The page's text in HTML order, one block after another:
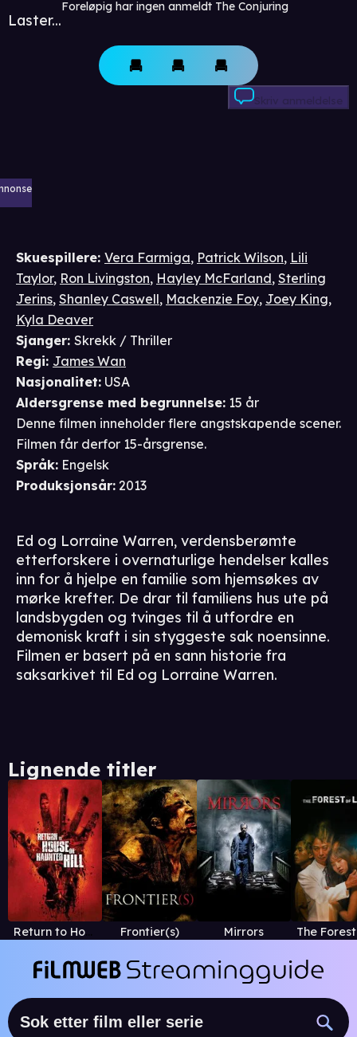
Laster...
Foreløpig har ingen anmeldt The Conjuring
Skriv anmeldelse
Skuespillere: Vera Farmiga, Patrick Wilson, Lili
Taylor, Ron Livingston, Hayley McFarland, Sterling
Jerins, Shanley Caswell, Mackenzie Foy, Joey King,
Kyla Deaver
Sjanger: Skrekk / Thriller
Regi: James Wan
Nasjonalitet: USA
Aldersgrense med begrunnelse: 15 år
Denne filmen inneholder flere angstskapende scener.
Filmen får derfor 15-årsgrense.
Språk: Engelsk
Produksjonsår: 2013
Ed og Lorraine Warren, verdensberømte
etterforskere i overnaturlige hendelser kalles
inn for å hjelpe en familie som hjemsøkes av
mørke krefter. De drar til familiens hus ute på
landsbygden og tvinges til å utfordre en
demonisk kraft i sin styggeste sak noensinne.
Filmen er basert på en sann historie fra
saksarkivet til Ed og Lorraine Warren.
Lignende titler
Return to House On Haunted Hill Frontier(s) Mirrors